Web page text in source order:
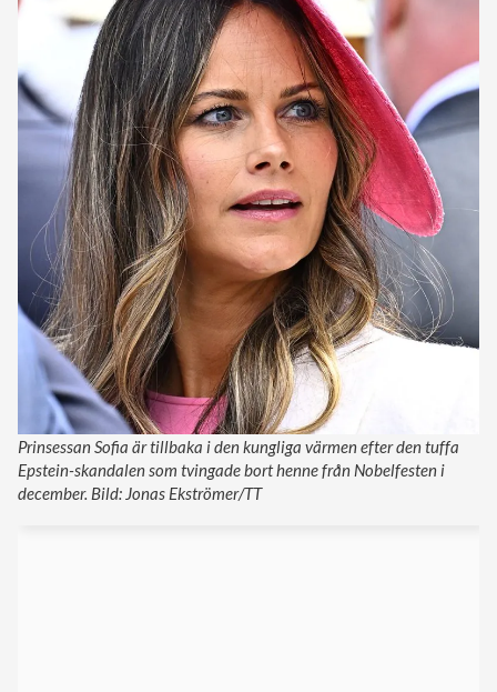
Prinsessan Sofia är tillbaka i den kungliga värmen efter den tuffa
Epstein-skandalen som tvingade bort henne från Nobelfesten i
december. Bild: Jonas Ekströmer/TT